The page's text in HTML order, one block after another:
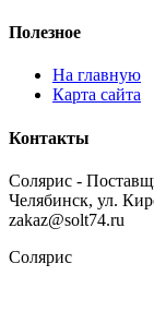
Полезное
На главную
Карта сайта
Контакты
Солярис -
Челябинск, ул.
zakaz@solt74.ru
Солярис